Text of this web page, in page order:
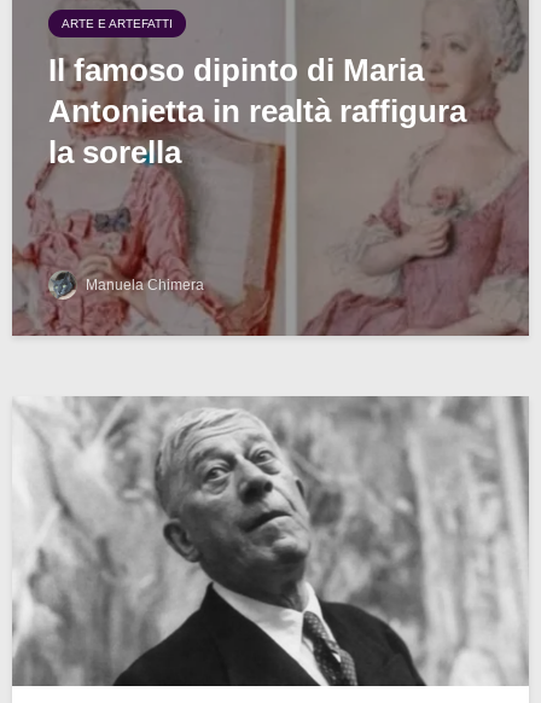
ARTE E ARTEFATTI
Il famoso dipinto di Maria
Antonietta in realtà raffigura
la sorella
Manuela Chimera